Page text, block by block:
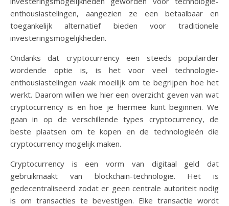
enthousiastelingen, aangezien ze een betaalbaar en
toegankelijk alternatief bieden voor traditionele
investeringsmogelijkheden.
Ondanks dat cryptocurrency een steeds populairder
wordende optie is, is het voor veel technologie-
enthousiastelingen vaak moeilijk om te begrijpen hoe het
werkt. Daarom willen we hier een overzicht geven van wat
cryptocurrency is en hoe je hiermee kunt beginnen. We
gaan in op de verschillende types cryptocurrency, de
beste plaatsen om te kopen en de technologieën die
cryptocurrency mogelijk maken.
Cryptocurrency is een vorm van digitaal geld dat
gebruikmaakt van blockchain-technologie. Het is
gedecentraliseerd zodat er geen centrale autoriteit nodig
is om transacties te bevestigen. Elke transactie wordt